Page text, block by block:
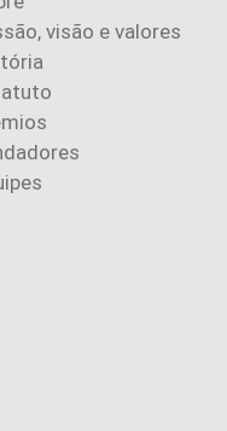
visão e valores